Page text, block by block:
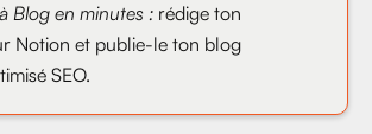
Blog en minutes : rédige ton
Notion et publie-le ton blog
SEO.